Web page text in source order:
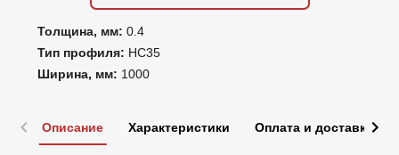
Толщина, мм: 0.4
Тип профиля: НС35
Ширина, мм: 1000
Описание Характеристики Оплата и доставка